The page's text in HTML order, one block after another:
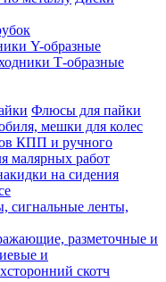
Y-образные
Т-образные
Флюсы для пайки
мешки для колес
КПП и ручного
малярных работ
на сидения
сигнальные ленты,
разметочные и
и
скотч